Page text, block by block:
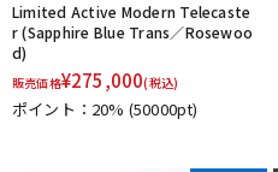
Limited Active Modern Telecaste
r (Sapphire Blue Trans／Rosewoo
d)
販売価格¥275,000(税込)
ポイント：20% (50000pt)